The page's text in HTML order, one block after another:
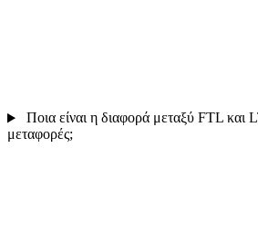
Ποια είναι η διαφορά μεταξύ FTL και
μεταφορές;